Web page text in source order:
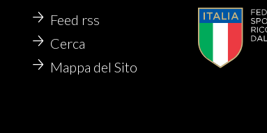
Feed rss
Cerca
Mappa del Sito